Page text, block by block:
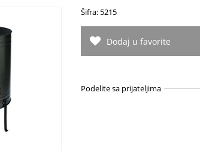
Šifra: 5215
Dodaj u favorite
Podelite sa prijateljima